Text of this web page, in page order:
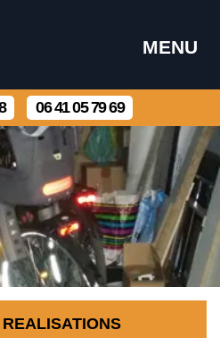
MENU
06 41 05 79 69